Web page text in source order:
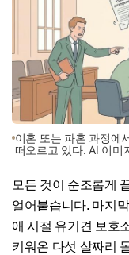
이혼 또는 파혼 과정에
떠오르고 있다. AI 이미
모든 것이 순조롭게
얼어붙습니다. 마지
애 시절 유기견 보호
키워온 다섯 살짜리